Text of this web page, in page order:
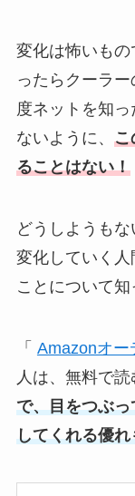
変化は怖いも
ったらクーラ
度ネットを知
ないように、 こ
ることはない！
どうしようもな
変化していく
ことについて知
「 Amazonオー
人は、無料で読
で、目をつぶ
してくれる優れ